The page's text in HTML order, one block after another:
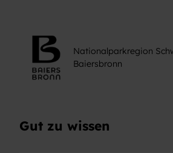
Nationalparkregion
Baiersbronn
Gut zu wissen